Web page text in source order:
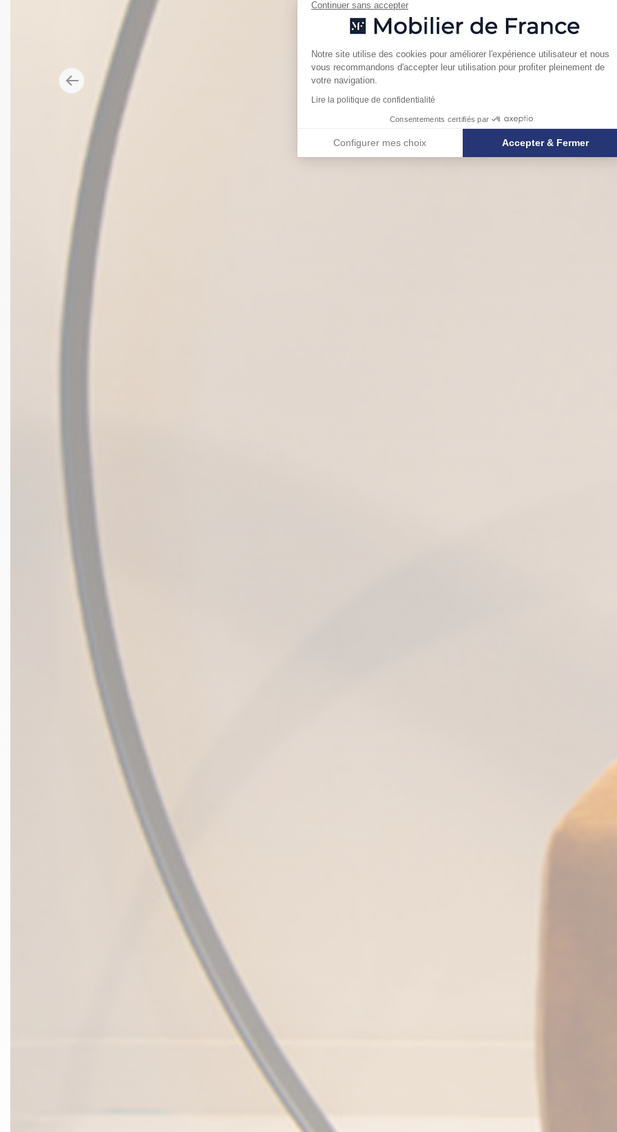
Continuer sans accepter
Plateforme de Gestion du
Notre site utilise des cookies pour améliorer l'expérience utilisateur et nous
vous recommandons d'accepter leur utilisation pour profiter pleinement de
votre navigation.
Lire la politique de confidentialité
Consentements certifiés par
Configurer mes choix Accepter & Fermer
Axeptio consent